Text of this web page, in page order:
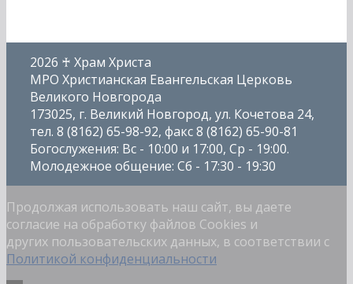
2026 ♰ Храм Христа
МРО Христианская Евангельская Церковь
Великого Новгорода
173025, г. Великий Новгород, ул. Кочетова 24,
тел. 8 (8162) 65-98-92, факс 8 (8162) 65-90-81
Богослужения: Вс - 10:00 и 17:00, Ср - 19:00.
Молодежное общение: Сб - 17:30 - 19:30
Продолжая использовать наш сайт, вы даете
согласие на обработку файлов Cookies и
других пользовательских данных, в соответствии с
Политикой конфиденциальности